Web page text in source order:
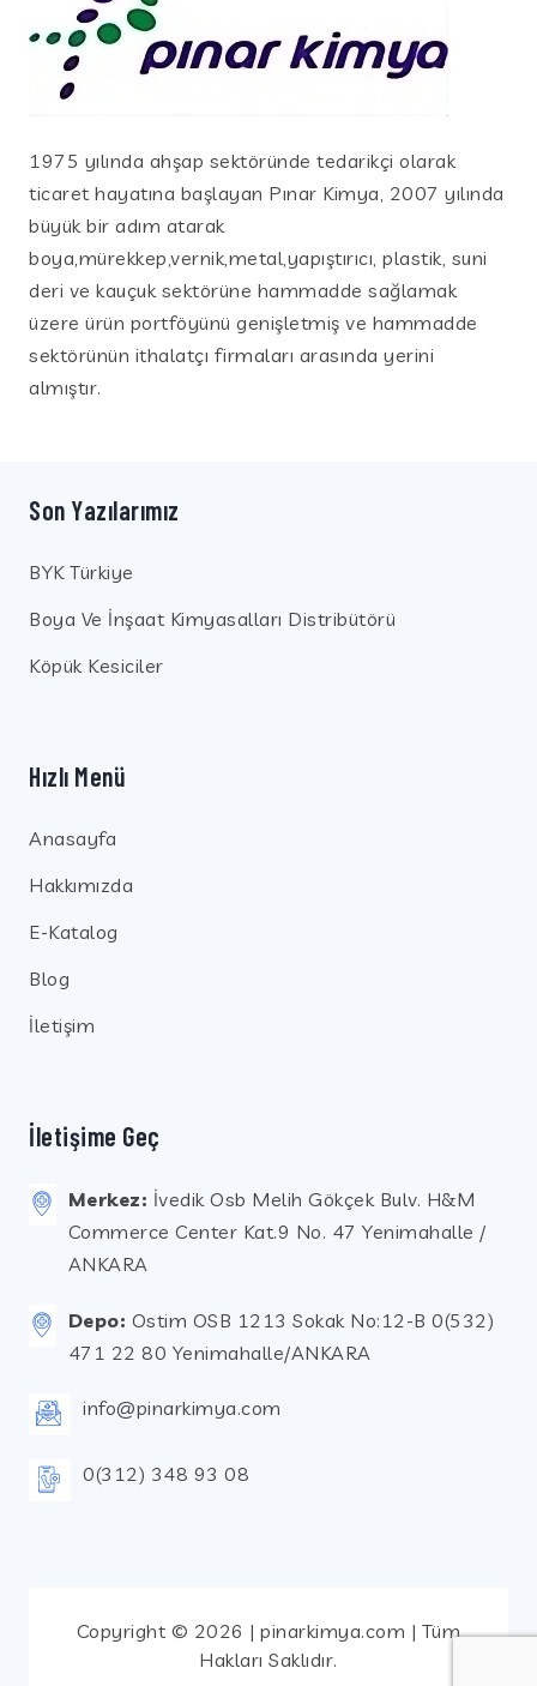
1975 yılında ahşap sektöründe tedarikçi olarak
ticaret hayatına başlayan Pınar Kimya, 2007 yılında
büyük bir adım atarak
boya,mürekkep,vernik,metal,yapıştırıcı, plastik, suni
deri ve kauçuk sektörüne hammadde sağlamak
üzere ürün portföyünü genişletmiş ve hammadde
sektörünün ithalatçı firmaları arasında yerini
almıştır.
Son Yazılarımız
BYK Türkiye
Boya Ve İnşaat Kimyasalları Distribütörü
Köpük Kesiciler
Hızlı Menü
Anasayfa
Hakkımızda
E-Katalog
Blog
İletişim
İletişime Geç
Merkez: İvedik Osb Melih Gökçek Bulv. H&M
Commerce Center Kat.9 No. 47 Yenimahalle /
ANKARA
Depo: Ostim OSB 1213 Sokak No:12-B 0(532)
471 22 80 Yenimahalle/ANKARA
info@pinarkimya.com
0(312) 348 93 08
Copyright © 2026 | pinarkimya.com | Tüm
Hakları Saklıdır.